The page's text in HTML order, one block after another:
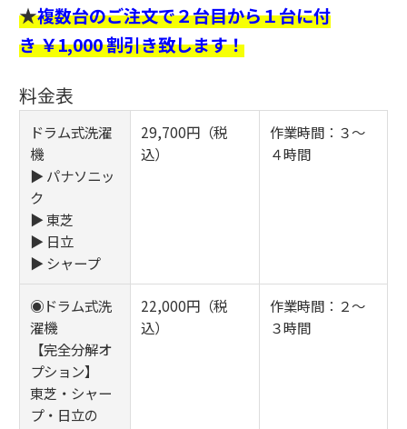
★複数台のご注文で２台目から１台に付
き ￥1,000 割引き致します！
料金表
ドラム式洗濯
機
▶ パナソニッ
ク
▶ 東芝
▶ 日立
▶ シャープ
29,700円（税
込）
作業時間：３～
４時間
◉ドラム式洗
濯機
【完全分解オ
プション】
東芝・シャー
プ・日立の
22,000円（税
込）
作業時間：２～
３時間